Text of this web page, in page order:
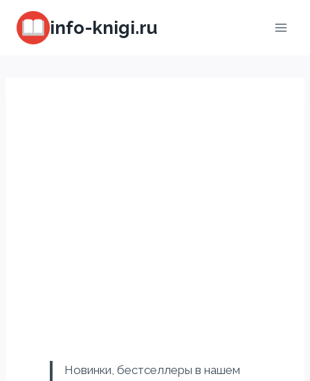
Перейти
содержимому
info-knigi.ru
Новинки, бестселлеры в нашем